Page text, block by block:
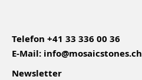
Telefon +41 33 336 00 36
E-Mail: info@mosaicstones.ch
Newsletter